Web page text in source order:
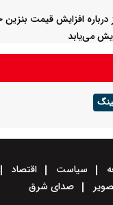
درباره افزایش قیمت
می‌یابد
سیاست اقتصاد
صدای شرق